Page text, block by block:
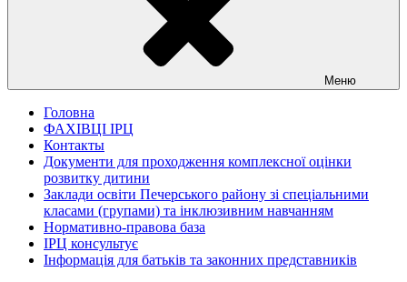
Меню
Головна
ФАХІВЦІ ІРЦ
Контакты
Документи для проходження комплексної оцінки
розвитку дитини
Заклади освіти Печерського району зі спеціальними
класами (групами) та інклюзивним навчанням
Нормативно-правова база
ІРЦ консультує
Інформація для батьків та законних представників